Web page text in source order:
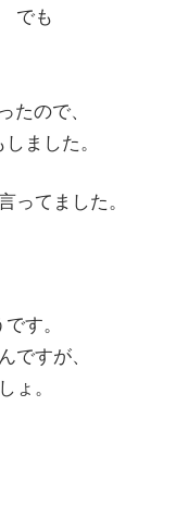
でも
ので、
ました。
てました。
す。
すが、
ょ。